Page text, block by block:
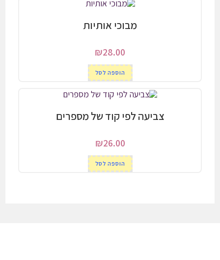
מבוכי אותיות
₪28.00
הוספה לסל
צביעה לפי קוד של מספרים
₪26.00
הוספה לסל